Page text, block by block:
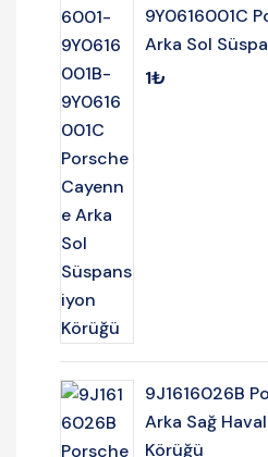
9Y0616001C
Arka Sol
1₺
9J1616026B
Arka Sağ
Körüğü